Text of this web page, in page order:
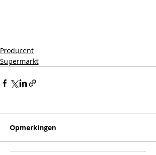
Producent
Supermarkt
Opmerkingen